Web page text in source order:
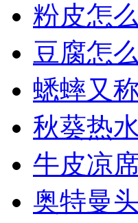
粉皮怎
豆腐怎
蟋蟀又
秋葵热
牛皮凉
奥特曼